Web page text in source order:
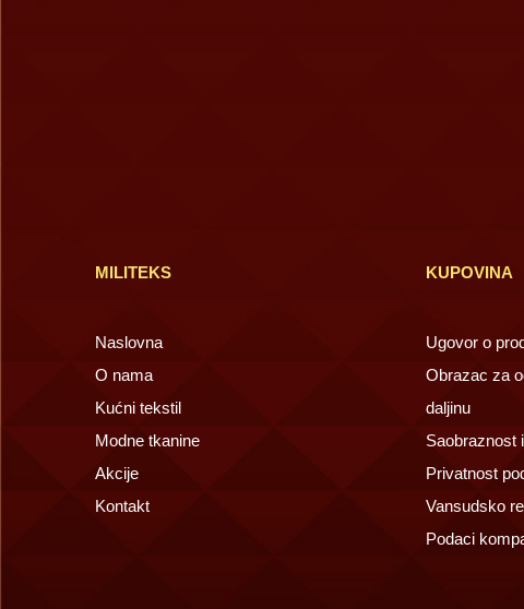
MILITEKS
Naslovna
O nama
Kućni tekstil
Modne tkanine
Akcije
Kontakt
KUPOVINA
Ugovor o
Obrazac za
daljinu
Saobraznost
Privatnost
Vansudsko
Podaci